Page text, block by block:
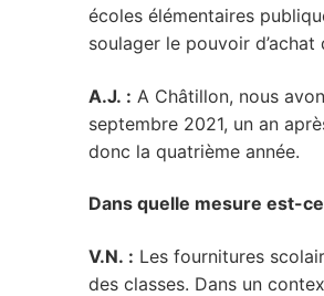
écoles élémentaires
soulager le pouvoir d’achat
A.J. : A Châtillon, nous
septembre 2021, un an
donc la quatrième année.
Dans quelle mesure est-
V.N. : Les fournitures
des classes. Dans un